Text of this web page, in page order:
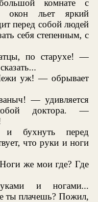
комнате с
окон льет яркий
перед собой людей
себя степенным, с
по старухе! —
уж! — обрывает
— удивляется
доктора. —
и бухнуть перед
что руки и ноги
же мои где? Где
и ногами...
ты плачешь? Пожил,